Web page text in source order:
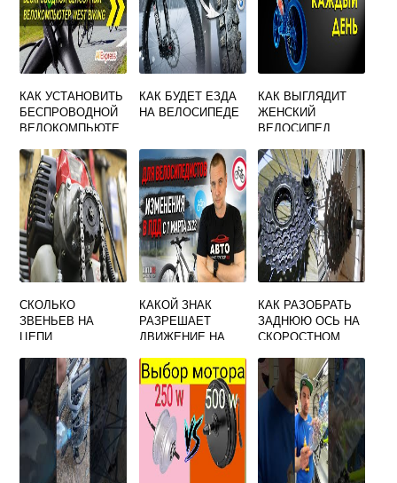
КАК УСТАНОВИТЬ
БЕСПРОВОДНОЙ
ВЕЛОКОМПЬЮТЕ
29 ДЮЙМОВ
КАК БУДЕТ ЕЗДА
НА ВЕЛОСИПЕДЕ
КАК ВЫГЛЯДИТ
ЖЕНСКИЙ
ВЕЛОСИПЕД
СКОЛЬКО
ЗВЕНЬЕВ НА
ЦЕПИ
УРАЛ
КАКОЙ ЗНАК
РАЗРЕШАЕТ
ДВИЖЕНИЕ НА
КАК РАЗОБРАТЬ
ЗАДНЮЮ ОСЬ НА
СКОРОСТНОМ